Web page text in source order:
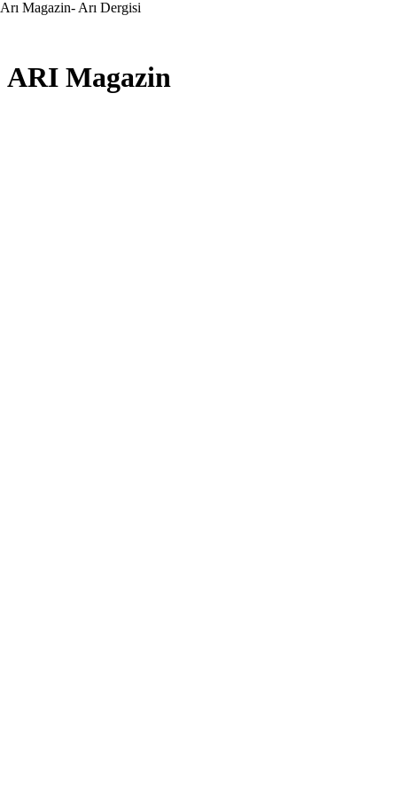
Arı Magazin- Arı Dergisi
ARI Magazin